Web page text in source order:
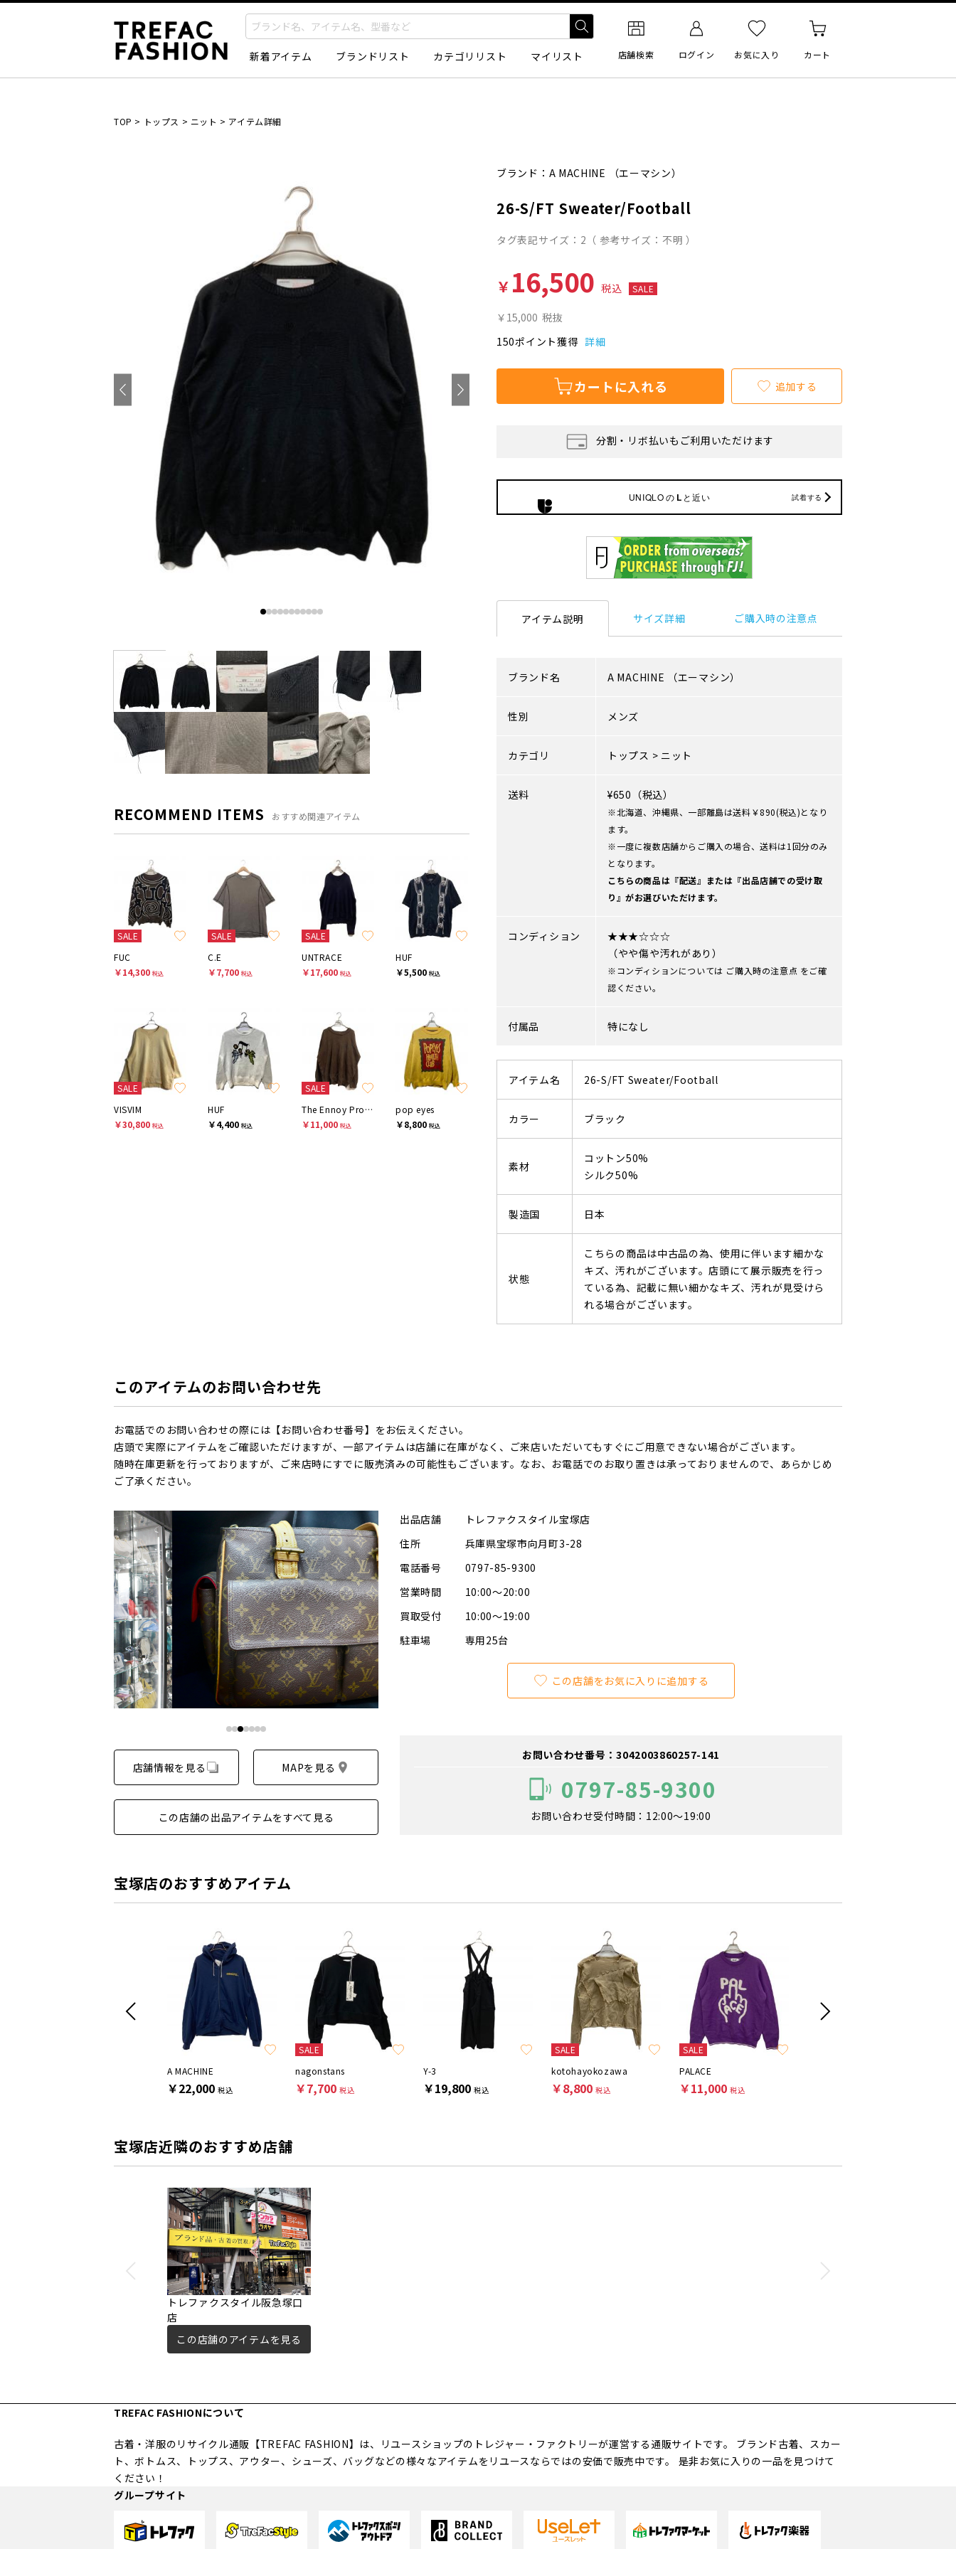
新着アイテム ブランドリスト カテゴリリスト マイリスト 店舗検索 ログイン お気に入り カート
TOP > トップス > ニット > アイテム詳細
RECOMMEND ITEMS おすすめ関連アイテム
SALE
FUC
￥14,300 税込
SALE
C.E
￥7,700 税込
SALE
UNTRACE
￥17,600 税込
HUF
￥5,500 税込
SALE
VISVIM
￥30,800 税込
HUF
￥4,400 税込
SALE
The Ennoy Professional
￥11,000 税込
pop eyes
￥8,800 税込
ブランド： A MACHINE （エーマシン）
26-S/FT Sweater/Football
タグ表記サイズ：2（ 参考サイズ：不明 ）
￥ 16,500 税込 SALE
￥15,000 税抜
150ポイント獲得 詳細
カートに入れる 追加する
分割・リボ払いもご利用いただけます
UNIQLOの L と近い 試着する
アイテム説明 サイズ詳細 ご購入時の注意点
ブランド名 A MACHINE （エーマシン）
性別 メンズ
カテゴリ トップス > ニット
送料 ¥650（税込）
※北海道、沖縄県、一部離島は送料￥890(税込)となり
ます。
※一度に複数店舗からご購入の場合、送料は1回分のみ
となります。
こちらの商品は『配送』または『出品店舗での受け取
り』がお選びいただけます。
コンディション
★★★☆☆☆
（やや傷や汚れがあり）
※コンディションについては ご購入時の注意点 をご確
認ください。
付属品 特になし
アイテム名 26-S/FT Sweater/Football
カラー ブラック
素材
コットン50%
シルク50%
製造国 日本
状態
こちらの商品は中古品の為、使用に伴います細かな
キズ、汚れがございます。店頭にて展示販売を行っ
ている為、記載に無い細かなキズ、汚れが見受けら
れる場合がございます。
このアイテムのお問い合わせ先
お電話でのお問い合わせの際には【お問い合わせ番号】をお伝えください。
店頭で実際にアイテムをご確認いただけますが、一部アイテムは店舗に在庫がなく、ご来店いただいてもすぐにご用意できない場合がございます。
随時在庫更新を行っておりますが、ご来店時にすでに販売済みの可能性もございます。なお、お電話でのお取り置きは承っておりませんので、あらかじめ
ご了承ください。
店舗情報を見る MAPを見る
この店舗の出品アイテムをすべて見る
出品店舗
トレファクスタイル宝塚店
住所
兵庫県宝塚市向月町3-28
電話番号
0797-85-9300
営業時間
10:00～20:00
買取受付
10:00～19:00
駐車場
専用25台
この店舗をお気に入りに追加する
お問い合わせ番号：3042003860257-141
0797-85-9300
お問い合わせ受付時間：12:00～19:00
宝塚店のおすすめアイテム
A MACHINE
￥22,000 税込
SALE
nagonstans
￥7,700 税込
Y-3
￥19,800 税込
SALE
kotohayokozawa
￥8,800 税込
SALE
PALACE
￥11,000 税込
宝塚店近隣のおすすめ店舗
トレファクスタイル阪急塚口
店
この店舗のアイテムを見る
TREFAC FASHIONについて
古着・洋服のリサイクル通販【TREFAC FASHION】は、リユースショップのトレジャー・ファクトリーが運営する通販サイトです。 ブランド古着、スカー
ト、ボトムス、トップス、アウター、シューズ、バッグなどの様々なアイテムをリユースならではの安価で販売中です。 是非お気に入りの一品を見つけて
ください！
グループサイト